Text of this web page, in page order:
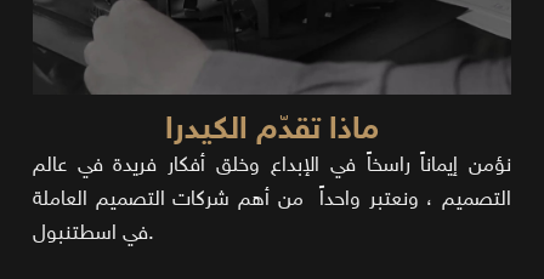
ماذا تقدّم الكيدرا
نؤمن إيماناً راسخاً في الإبداع وخلق أفكار فريدة في عالم
التصميم ، ونعتبر واحداً من أهم شركات التصميم العاملة
في اسطتنبول.